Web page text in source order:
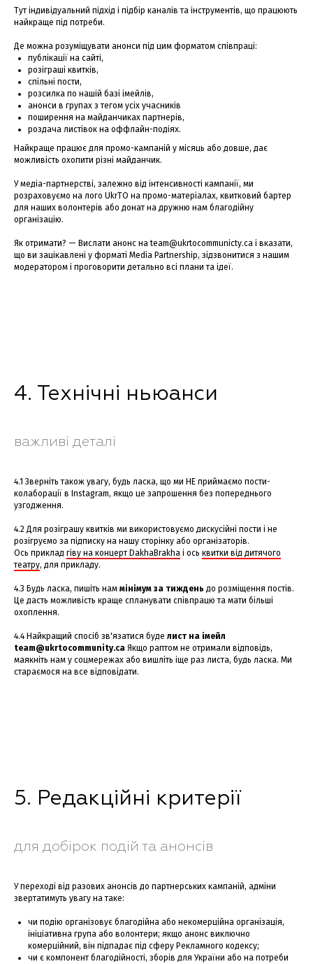
Тут індивідуальний підхід і підбір каналів та інструментів, що працюють
найкраще під потреби.
Де можна розуміщувати анонси під цим форматом співпраці:
публікації на сайті,
розіграші квитків,
спільні пости,
розсилка по нашій базі імейлів,
анонси в групах з тегом усіх учасників
поширення на майданчиках партнерів,
роздача листівок на оффлайн-подіях.
Найкраще працює для промо-кампаній у місяць або довше, дає
можливість охопити різні майданчик.
У медіа-партнерстві, залежно від інтенсивності кампанії, ми
розраховуємо на лого UkrTO на промо-матеріалах, квитковий бартер
для наших волонтерів або донат на дружню нам благодійну
організацію.
Як отримати? — Вислати анонс на team@ukrtocommunicty.ca і вказати,
що ви зацікавлені у форматі Media Partnership, зідзвонитися з нашим
модератором і проговорити детально всі плани та ідеї.
4. Технічні ньюанси
важливі деталі
4.1 Зверніть також увагу, будь ласка, що ми НЕ приймаємо пости-
колаборації в Instagram, якщо це запрошення без попереднього
узгодження.
4.2 Для розіграшу квитків ми використовуємо дискусійні пости і не
розігруємо за підписку на нашу сторінку або організаторів.
Ось приклад гіву на концерт DakhaBrakha і ось квитки від дитячого
театру, для прикладу.
4.3 Будь ласка, пишіть нам мінімум за тиждень до розміщення постів.
Це дасть можливість краще спланувати співпрацю та мати більші
охоплення.
4.4 Найкращий спосіб зв'язатися буде лист на імейл
team@ukrtocommunity.ca Якщо раптом не отримали відповідь,
маякніть нам у соцмережах або вишліть іще раз листа, будь ласка. Ми
стараємося на все відповідати.
5. Редакційні критерії
для добірок подій та анонсів
У переході від разових анонсів до партнерських кампаній, адміни
звертатимуть увагу на таке:
чи подію організовує благодійна або некомерційна організація,
ініціативна група або волонтери; якщо анонс виключно
комерційний, він підпадає під сферу Рекламного кодексу;
чи є компонент благодійності, зборів для України або на потреби